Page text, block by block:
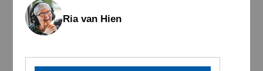
Ria van Hien